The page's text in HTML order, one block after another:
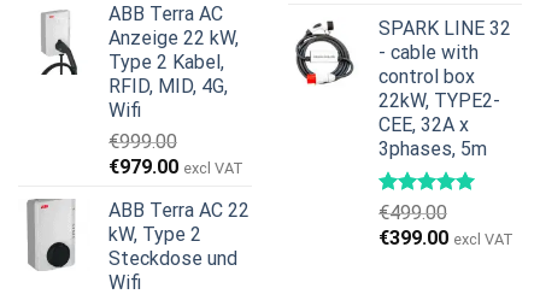
war:
€799.00
ist:
€629.00.
ABB Terra AC
Anzeige 22 kW,
Type 2 Kabel,
RFID, MID, 4G,
Wifi
€999.00
Ursprünglicher
war:
€999.00
€979.00Aktueller
ist:
€979.00.
excl VAT
ABB Terra AC 22
kW, Type 2
Steckdose und
Wifi
SPARK LINE 32
- cable with
control box
22kW, TYPE2-
CEE, 32A x
3phases, 5m
€499.00
Ursprünglicher
€399.00Aktueller
excl VAT